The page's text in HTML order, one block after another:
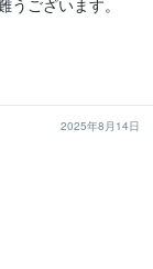
ございます。
2025年8月14日